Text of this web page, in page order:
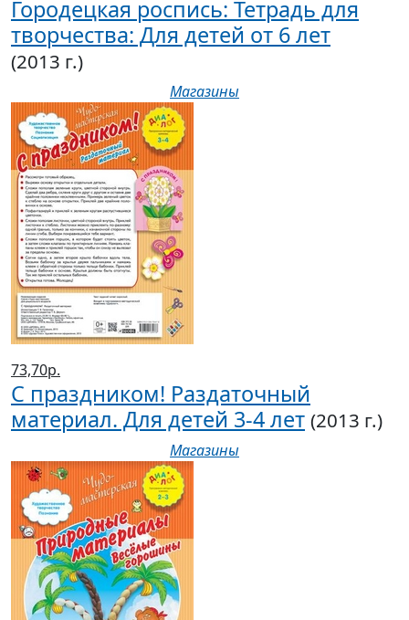
Городецкая роспись: Тетрадь для
творчества: Для детей от 6 лет
(2013 г.)
Магазины
73,70р.
С праздником! Раздаточный
материал. Для детей 3-4 лет (2013 г.)
Магазины